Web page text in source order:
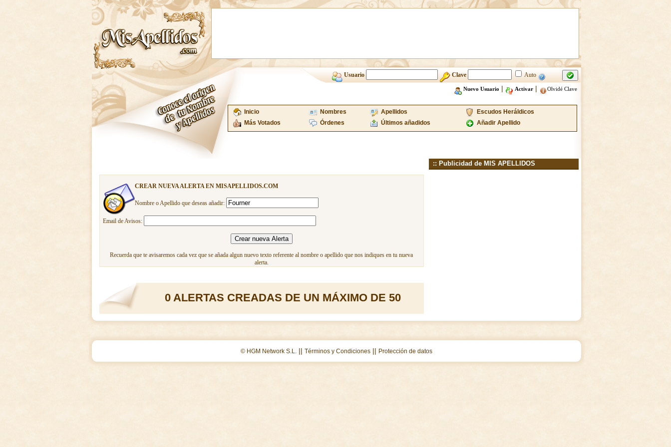
Usuario Clave Auto
Nuevo Usuario | Activar| Olvidé Clave
Inicio Nombres Apellidos
Escudos Heráldicos
Más Votados
Órdenes Últimos añadidos Añadir Apellido
CREAR NUEVA ALERTA EN MISAPELLIDOS.COM
Nombre o Apellido que deseas añadir:
Email de Avisos:
Recuerda que te avisaremos cada vez que se añada algun nuevo texto referente al nombre o apellido que nos indiques en tu nueva
alerta.
0 ALERTAS CREADAS DE UN MÁXIMO DE 50
:: Publicidad de MIS APELLIDOS
© HGM Network S.L. || Términos y Condiciones|| Protección de datos